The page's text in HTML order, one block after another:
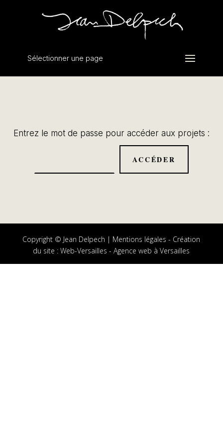
Sélectionner une page
Entrez le mot de passe pour accéder aux projets :
Copyright © Jean Delpech | Mentions légales - Création
du site :Web-Versailles - Agence web à Versailles